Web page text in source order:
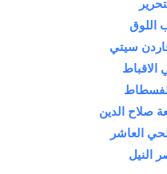
اللوق
سيتي
صلاح الدين
العاشر
النيل